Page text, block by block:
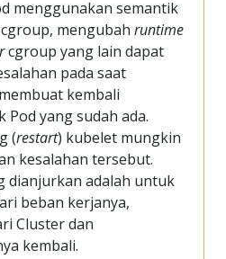
menggunakan semantik
mengubah runtime
cgroup yang lain dapat
pada saat
kembali
Pod yang sudah ada.
(restart) kubelet mungkin
kesalahan tersebut.
dianjurkan adalah untuk
beban kerjanya,
Cluster dan
kembali.